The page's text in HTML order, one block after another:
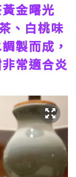
金曙光
、白桃味
製而成，
常適合炎